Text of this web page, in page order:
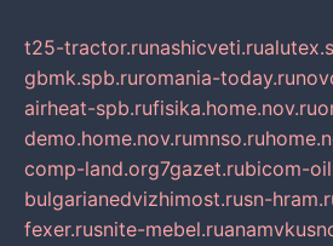
t25-tractor.runashicveti.ru
gbmk.spb.ruromania-today.ru
airheat-spb.rufisika.home.nov.ru
demo.home.nov.rumnso.ru
comp-land.org7gazet.rubicom-
bulgarianedvizhimost.rusn-
fexer.rusnite-mebel.ru